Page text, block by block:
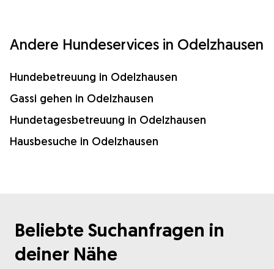
Andere Hundeservices in Odelzhausen
Hundebetreuung in Odelzhausen
Gassi gehen in Odelzhausen
Hundetagesbetreuung in Odelzhausen
Hausbesuche in Odelzhausen
Beliebte Suchanfragen in
deiner Nähe